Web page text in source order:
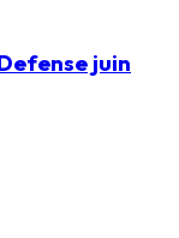
juin